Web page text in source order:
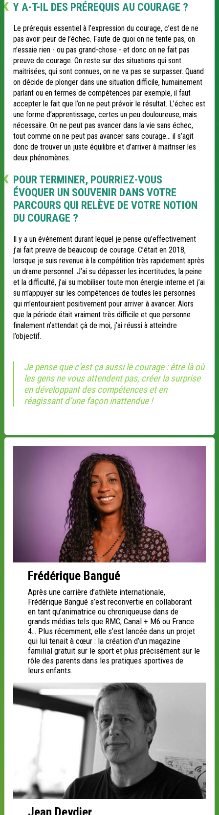
Y A-T-IL DES PRÉREQUIS AU COURAGE ?
Le prérequis essentiel à l’expression du courage, c’est de ne
pas avoir peur de l’échec. Faute de quoi on ne tente pas, on
n’essaie rien - ou pas grand-chose - et donc on ne fait pas
preuve de courage. On reste sur des situations qui sont
maitrisées, qui sont connues, on ne va pas se surpasser. Quand
on décide de plonger dans une situation difficile, humainement
parlant ou en termes de compétences par exemple, il faut
accepter le fait que l’on ne peut prévoir le résultat. L’échec est
une forme d’apprentissage, certes un peu douloureuse, mais
nécessaire. On ne peut pas avancer dans la vie sans échec,
tout comme on ne peut pas avancer sans courage… il s’agit
donc de trouver un juste équilibre et d’arriver à maitriser les
deux phénomènes.
POUR TERMINER, POURRIEZ-VOUS
ÉVOQUER UN SOUVENIR DANS VOTRE
PARCOURS QUI RELÈVE DE VOTRE NOTION
DU COURAGE ?
Il y a un événement durant lequel je pense qu’effectivement
j’ai fait preuve de beaucoup de courage. C’était en 2018,
lorsque je suis revenue à la compétition très rapidement après
un drame personnel. J’ai su dépasser les incertitudes, la peine
et la difficulté, j’ai su mobiliser toute mon énergie interne et j’ai
su m’appuyer sur les compétences de toutes les personnes
qui m’entouraient positivement pour arriver à avancer. Alors
que la période était vraiment très difficile et que personne
finalement n’attendait çà de moi, j’ai réussi à atteindre
l’objectif.
Je pense que c’est ça aussi le courage : être là où
les gens ne vous attendent pas, créer la surprise
en développant des compétences et en
réagissant d’une façon inattendue !
Frédérique Bangué
Après une carrière d’athlète internationale,
Frédérique Bangué s’est reconvertie en collaborant
en tant qu’animatrice ou chroniqueuse dans de
grands médias tels que RMC, Canal + M6 ou France
4… Plus récemment, elle s’est lancée dans un projet
qui lui tenait à cœur : la création d’un magazine
familial gratuit sur le sport et plus précisément sur le
rôle des parents dans les pratiques sportives de
leurs enfants.
Jean Deydier